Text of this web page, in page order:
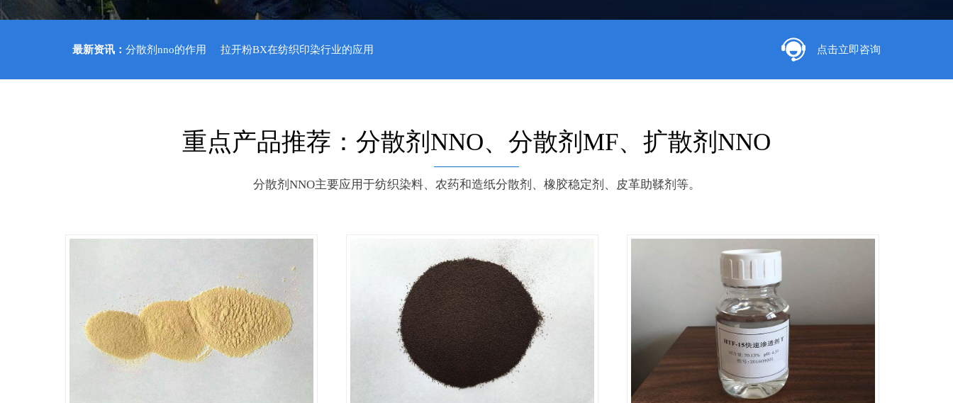
最新资讯： 分散剂nno的作用 拉开粉BX在纺织印染行业的应用 点击立即咨询
重点产品推荐：分散剂NNO、分散剂MF、扩散剂NNO
分散剂NNO主要应用于纺织染料、农药和造纸分散剂、橡胶稳定剂、皮革助鞣剂等。